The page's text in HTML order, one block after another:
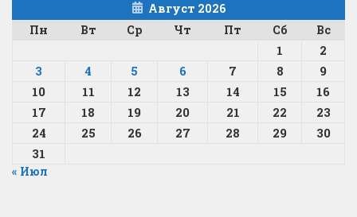
Август 2026
Пн
Вт Ср Чт Пт Сб Вс
1
2
3
4 5 6 7 8
9
10
11 12 13 14 15
16
17
18 19 20 21 22
23
24
25 26 27 28 29
30
31
« Июл